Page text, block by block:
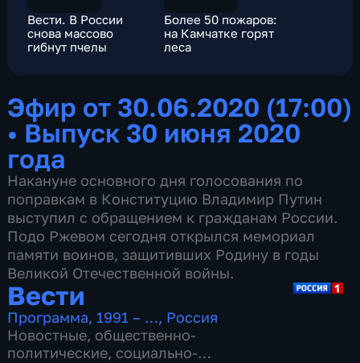
Вести. В России
снова массово
гибнут пчелы
Более 50 пожаров:
на Камчатке горят
леса
Эфир от 30.06.2020 (17:00)
• Выпуск 30 июня 2020
года
Накануне основного дня голосования по
поправкам в Конституцию Владимир Путин
выступил с обращением к гражданам России.
Подо Ржевом сегодня открылся мемориал
памяти воинов, защитивших Родину в годы
Великой Отечественной войны.
Вести
Программа, 1991 – …, Россия
Новостные, общественно-
политические, социально-